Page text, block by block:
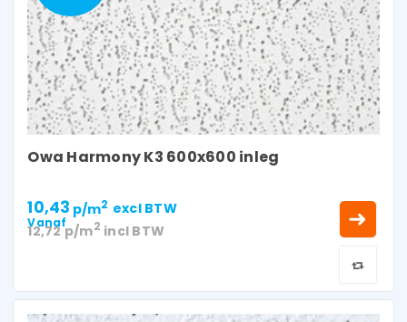
Owa Harmony K3 600x600 inleg
Vanaf
10,43 p/m2 excl BTW
12,72p/m2 incl BTW